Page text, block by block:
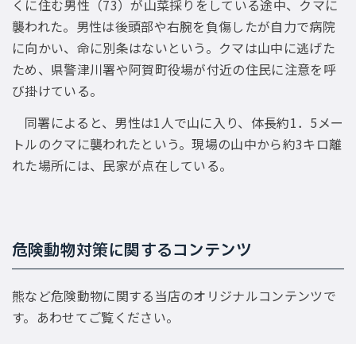
くに住む男性（73）が山菜採りをしている途中、クマに
襲われた。男性は後頭部や右腕を負傷したが自力で病院
に向かい、命に別条はないという。クマは山中に逃げた
ため、県警津川署や阿賀町役場が付近の住民に注意を呼
び掛けている。
同署によると、男性は1人で山に入り、体長約1．5メー
トルのクマに襲われたという。現場の山中から約3キロ離
れた場所には、民家が点在している。
危険動物対策に関するコンテンツ
熊など危険動物に関する当店のオリジナルコンテンツで
す。あわせてご覧ください。